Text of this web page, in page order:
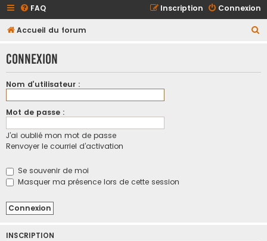
FAQ Connexion
Inscription
Accueil du forum
h
Connexion
Nom d’utilisateur :
Mot de passe :
J’ai oublié mon mot de passe
Renvoyer le courriel d’activation
Se souvenir de moi
Masquer ma présence lors de cette session
INSCRIPTION